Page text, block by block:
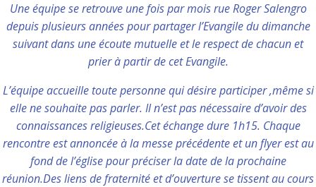
Une équipe se retrouve une fois par mois rue Roger Salengro
depuis plusieurs années pour partager l’Evangile du dimanche
suivant dans une écoute mutuelle et le respect de chacun et
prier à partir de cet Evangile.
L’équipe accueille toute personne qui désire participer ,même si
elle ne souhaite pas parler. Il n’est pas nécessaire d’avoir des
connaissances religieuses.Cet échange dure 1h15. Chaque
rencontre est annoncée à la messe précédente et un flyer est au
fond de l’église pour préciser la date de la prochaine
réunion.Des liens de fraternité et d’ouverture se tissent au cours